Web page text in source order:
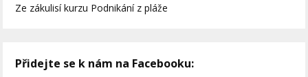
Ze zákulisí kurzu Podnikání z pláže
Přidejte se k nám na Facebooku: